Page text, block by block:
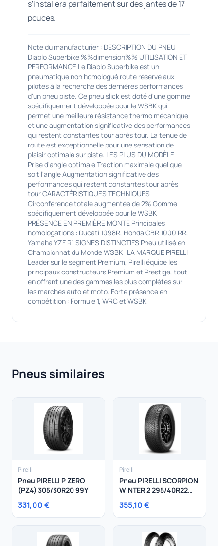
s'installera parfaitement sur des jantes de 17
pouces.
Note du manufacturier : DESCRIPTION DU PNEU
Diablo Superbike %%dimension%% UTILISATION ET
PERFORMANCE Le Diablo Superbike est un
pneumatique non homologué route réservé aux
pilotes à la recherche des dernières performances
d'un pneu piste. Ce pneu slick est doté d'une gomme
spécifiquement développée pour le WSBK qui
permet une meilleure résistance thermo mécanique
et une augmentation significative des performances
qui restent constantes tour après tour. La tenue de
route est exceptionnelle pour une sensation de
plaisir optimale sur piste. LES PLUS DU MODÈLE
Prise d'angle optimale Traction maximale quel que
soit l'angle Augmentation significative des
performances qui restent constantes tour après
tour CARACTÉRISTIQUES TECHNIQUES
Circonférence totale augmentée de 2% Gomme
spécifiquement développée pour le WSBK
PRÉSENCE EN PREMIÈRE MONTE Principales
homologations : Ducati 1098R, Honda CBR 1000 RR,
Yamaha YZF R1 SIGNES DISTINCTIFS Pneu utilisé en
Championnat du Monde WSBK LA MARQUE PIRELLI
Leader sur le segment Premium, Pirelli équipe les
principaux constructeurs Premium et Prestige, tout
en offrant une des gammes les plus complètes sur
les marchés auto et moto. Forte présence en
compétition : Formule 1, WRC et WSBK
Pneus similaires
Pirelli
Pneu PIRELLI P ZERO
(PZ4) 305/30R20 99Y
331,00 €
Pirelli
Pneu PIRELLI SCORPION
WINTER 2 295/40R22
355,10 €